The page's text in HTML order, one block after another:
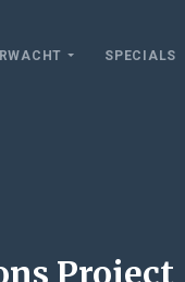
SPECIALS
Project